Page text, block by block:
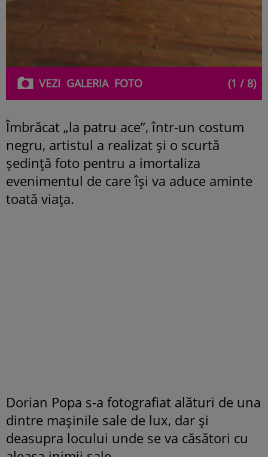
VEZI GALERIAFOTO (1 / 8)
Îmbrăcat „la patru ace”, într-un costum
negru, artistul a realizat și o scurtă
ședință foto pentru a imortaliza
evenimentul de care își va aduce aminte
toată viața.
Dorian Popa s-a fotografiat alături de una
dintre mașinile sale de lux, dar și
deasupra locului unde se va căsători cu